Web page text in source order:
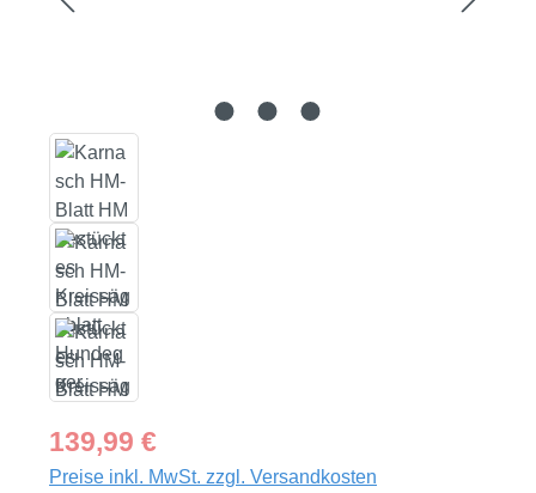
Regulärer Preis:
139,99 €
Preise inkl. MwSt. zzgl. Versandkosten